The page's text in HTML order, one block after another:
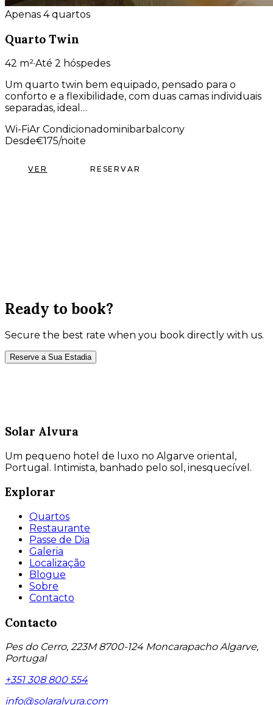
Apenas 4 quartos
Quarto Twin
42 m²·Até 2 hóspedes
Um quarto twin bem equipado, pensado para o
conforto e a flexibilidade, com duas camas individuais
separadas, ideal…
Wi-FiAr Condicionadominibarbalcony
Desde€175/noite
VER RESERVAR
Ready to book?
Secure the best rate when you book directly with us.
Reserve a Sua Estadia
Solar Alvura
Um pequeno hotel de luxo no Algarve oriental,
Portugal. Intimista, banhado pelo sol, inesquecível.
Explorar
Quartos
Restaurante
Passe de Dia
Galeria
Localização
Blogue
Sobre
Contacto
Contacto
Pes do Cerro, 223M 8700-124 Moncarapacho Algarve,
Portugal
+351 308 800 554
info@solaralvura.com